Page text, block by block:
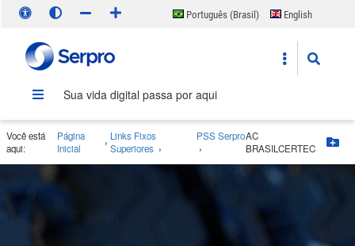
Português (Brasil)
English
Sua vida digital passa por aqui
Você está
aqui:
Página
Inicial
› Links Fixos
Superiores ›
PSS Serpro
›
AC
BRASILCERTEC